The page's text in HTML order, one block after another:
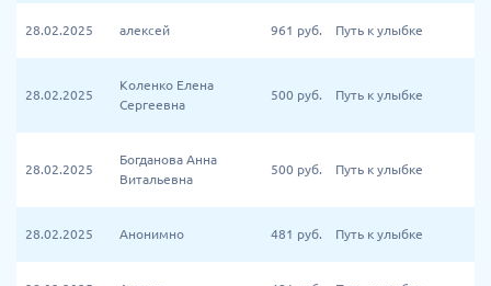
28.02.2025 алексей 961 руб. Путь к улыбке
28.02.2025
Коленко Елена
Сергеевна
500 руб. Путь к улыбке
28.02.2025
Богданова Анна
Витальевна
500 руб. Путь к улыбке
28.02.2025 Анонимно 481 руб. Путь к улыбке